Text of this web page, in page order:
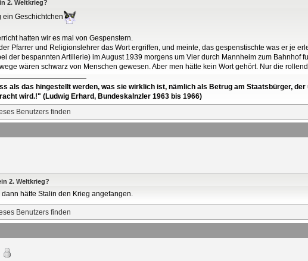
2. Weltkrieg?
ein Geschichtchen
hatten wir es mal von Gespenstern.
Pfarrer und Religionslehrer das Wort ergriffen, und meinte, das gespenstischte was er je
der bespannten Artillerie) im August 1939 morgens um Vier durch Mannheim zum Bahnhof
wären schwarz von Menschen gewesen. Aber men hätte kein Wort gehört. Nur die
als das hingestellt werden, was sie wirklich ist, nämlich als Betrug am Staatsbürger,
wird.!" (Ludwig Erhard, Bundeskalnzler 1963 bis 1966)
2. Weltkrieg?
dann hätte Stalin den Krieg angefangen.